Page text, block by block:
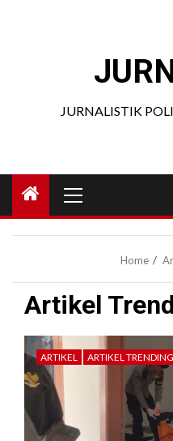
JURNALISTIK
Menu
Home
Artikel
ARTIKEL ARTIKEL TRENDING